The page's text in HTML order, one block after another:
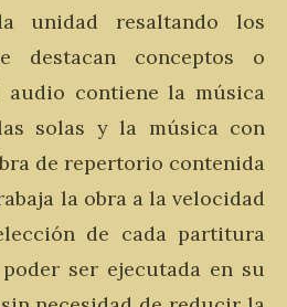
unidad resaltando los
destacan conceptos o
audio contiene la música
solas y la música con
de repertorio contenida
la obra a la velocidad
de cada partitura
ser ejecutada en su